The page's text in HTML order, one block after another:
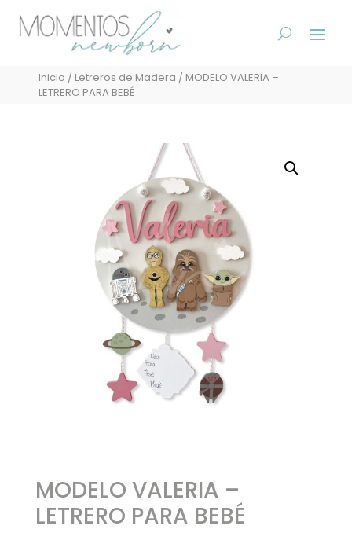
Inicio / Letreros de Madera / MODELO VALERIA –
LETRERO PARA BEBÉ
MODELO VALERIA –
LETRERO PARA BEBÉ